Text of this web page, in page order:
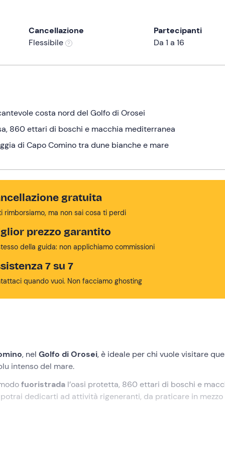
Cancellazione
Flessibile
Partecipanti
Da 1 a 16
costa nord del Golfo di Orosei
860 ettari di boschi e macchia mediterranea
di Capo Comino tra dune bianche e mare
gratuita
rimborsiamo, ma non sai cosa ti perdi
prezzo garantito
della guida: non applichiamo commissioni
7 su 7
quando vuoi. Non facciamo ghosting
, nel Golfo di Orosei, è ideale per chi vuole visitare
intenso del mare.
fuoristrada l’oasi protetta, 860 ettari di boschi e
dedicarti ad attività rigeneranti, da praticare in mezzo
come
natura,